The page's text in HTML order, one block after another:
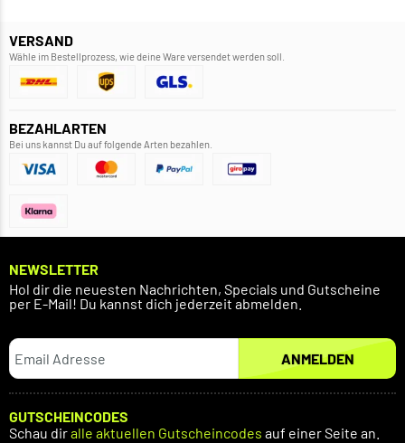
VERSAND
Wähle im Bestellprozess, wie deine Ware versendet werden soll.
BEZAHLARTEN
Bei uns kannst Du auf folgende Arten bezahlen.
NEWSLETTER
Hol dir die neuesten Nachrichten, Specials und Gutscheine
per E-Mail! Du kannst dich jederzeit abmelden.
ANMELDEN
GUTSCHEINCODES
Schau diralle aktuellen Gutscheincodes auf einer Seite an.